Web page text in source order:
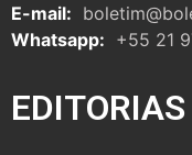
E-mail:
Whatsapp: +55 21
EDITORIAS